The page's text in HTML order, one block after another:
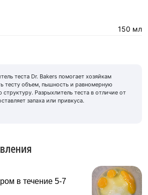
150 мл
теста Dr. Bakers помогает хозяйкам
тесту объем, пышность и равномерную
структуру. Разрыхлитель теста в отличие от
запаха или привкуса.
в течение 5-7